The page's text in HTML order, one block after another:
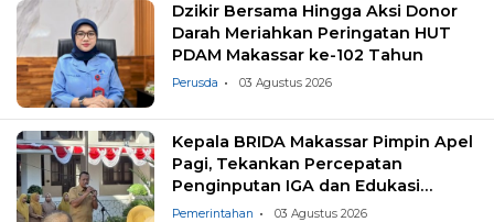
Dzikir Bersama Hingga Aksi Donor
Darah Meriahkan Peringatan HUT
PDAM Makassar ke-102 Tahun
Perusda 03 Agustus 2026
Kepala BRIDA Makassar Pimpin Apel
Pagi, Tekankan Percepatan
Penginputan IGA dan Edukasi
Pemilahan Sampah
Pemerintahan 03 Agustus 2026